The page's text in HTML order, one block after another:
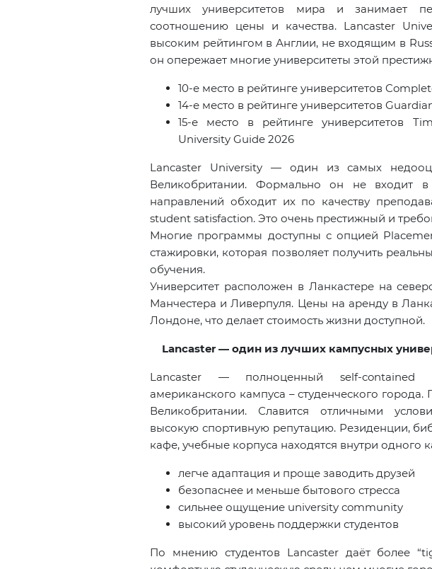
лучших университетов мира и занимает
соотношению цены и качества. Lancaster
высоким рейтингом в Англии, не входящим в
он опережает многие университеты этой
10-е место в рейтинге университетов
14-е место в рейтинге университетов
15-е место в рейтинге университетов
University Guide 2026
Lancaster University — один из самых
Великобритании. Формально он не входит
направлений обходит их по качеству
student satisfaction. Это очень престижный и
Многие программы доступны с опцией
стажировки, которая позволяет получить
обучения.
Университет расположен в Ланкастере на
Манчестера и Ливерпуля. Цены на аренду в
Лондоне, что делает стоимость жизни доступной.
Lancaster — один из лучших кампусных
Lancaster — полноценный self-contained
американского кампуса – студенческого
Великобритании. Славится отличными
высокую спортивную репутацию. Резиденции,
кафе, учебные корпуса находятся внутри одного
легче адаптация и проще заводить друзей
безопаснее и меньше бытового стресса
сильнее ощущение university community
высокий уровень поддержки студентов
По мнению студентов Lancaster даёт более